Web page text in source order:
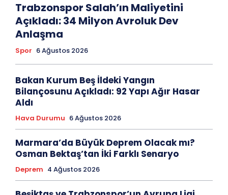
Trabzonspor Salah’ın Maliyetini
Açıkladı: 34 Milyon Avroluk Dev
Anlaşma
Spor 6 Ağustos 2026
Bakan Kurum Beş İldeki Yangın
Bilançosunu Açıkladı: 92 Yapı Ağır Hasar
Aldı
Hava Durumu 6 Ağustos 2026
Marmara’da Büyük Deprem Olacak mı?
Osman Bektaş’tan İki Farklı Senaryo
Deprem 4 Ağustos 2026